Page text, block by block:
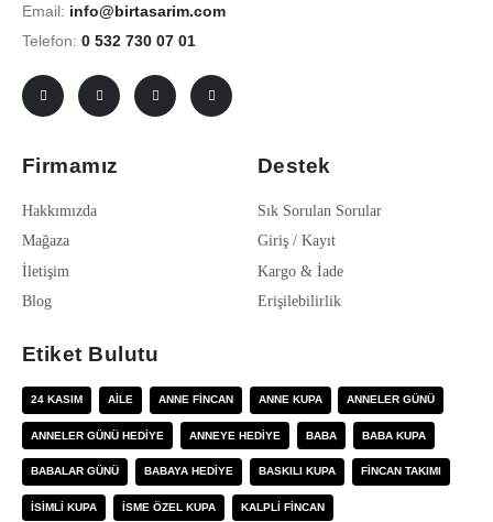
Email: info@birtasarim.com
Telefon: 0 532 730 07 01
Firmamız
Hakkımızda
Mağaza
İletişim
Blog
Destek
Sık Sorulan Sorular
Giriş / Kayıt
Kargo & İade
Erişilebilirlik
Etiket Bulutu
24 KASIM AILE ANNE FINCAN ANNE KUPA ANNELER GÜNÜ
ANNELER GÜNÜ HEDIYE ANNEYE HEDIYE BABA BABA KUPA
BABALAR GÜNÜ BABAYA HEDIYE BASKILI KUPA FINCAN TAKIMI
ISIMLI KUPA ISME ÖZEL KUPA KALPLI FINCAN